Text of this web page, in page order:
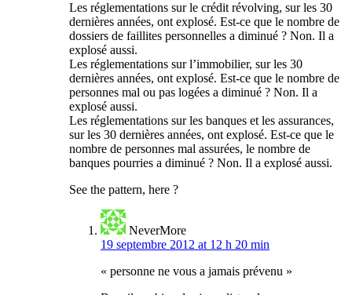
Les réglementations sur le crédit révolving, sur les 30
dernières années, ont explosé. Est-ce que le nombre de
dossiers de faillites personnelles a diminué ? Non. Il a
explosé aussi.
Les réglementations sur l’immobilier, sur les 30
dernières années, ont explosé. Est-ce que le nombre de
personnes mal ou pas logées a diminué ? Non. Il a
explosé aussi.
Les réglementations sur les banques et les assurances,
sur les 30 dernières années, ont explosé. Est-ce que le
nombre de personnes mal assurées, le nombre de
banques pourries a diminué ? Non. Il a explosé aussi.
See the pattern, here ?
NeverMore
19 septembre 2012 at 12 h 20 min
« personne ne vous a jamais prévenu »